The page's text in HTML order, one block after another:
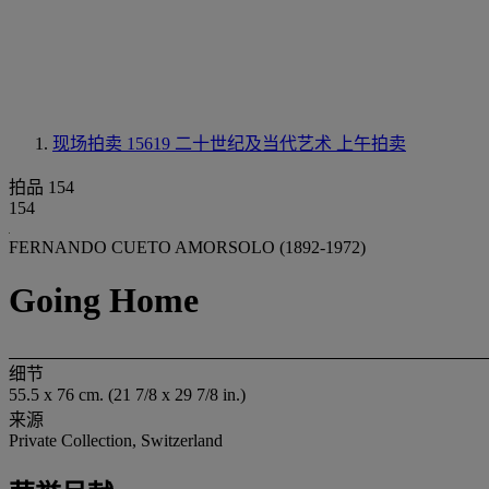
现场拍卖 15619 二十世纪及当代艺术 上午拍卖
拍品 154
154
FERNANDO CUETO AMORSOLO (1892-1972)
Going Home
细节
55.5 x 76 cm. (21 7/8 x 29 7/8 in.)
来源
Private Collection, Switzerland